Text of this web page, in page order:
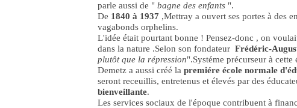
parle aussi de " bagne des enfants ".
De 1840 à 1937 ,Mettray a ouvert ses portes à des
vagabonds orphelins.
L'idée était pourtant bonne ! Pensez-donc , on
dans la nature .Selon son fondateur Frédéric-
plutôt que la répression".Systéme précurseur à
Demetz a aussi créé la premiére école normale
seront receuillis, entretenus et élevés par des
bienveillante.
Les services sociaux de l'époque contribuent à